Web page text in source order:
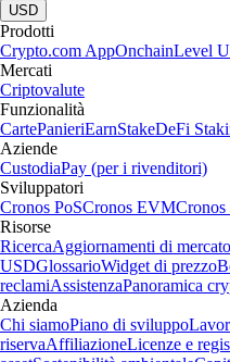
USD
Prodotti
Crypto.com AppOnchainLevel
Mercati
Criptovalute
Funzionalità
CartePanieriEarnStakeDeFi
Aziende
CustodiaPay (per i rivenditori)
Sviluppatori
Cronos PoSCronos EVM
Risorse
RicercaAggiornamenti di mercato
USDGlossarioWidget di prezzo
reclamiAssistenzaPanoramica
Azienda
Chi siamoPiano di sviluppo
riservaAffiliazioneLicenze e